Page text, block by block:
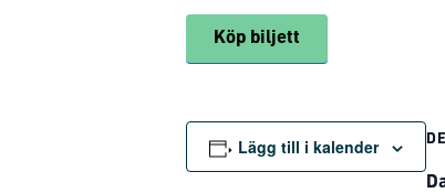
Köp biljett
Lägg till i kalender